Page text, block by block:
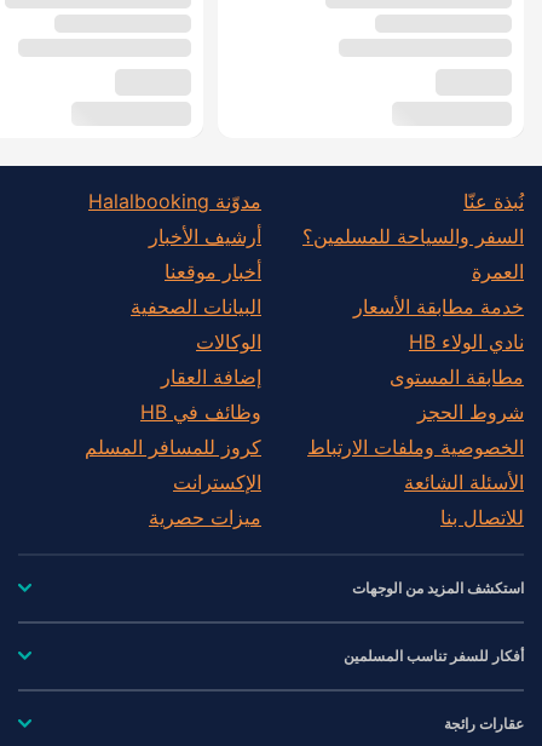
نُبذة عنّا
السفر والسياحة للمسلمين؟
العمرة
خدمة مطابقة الأسعار
نادي الولاء HB
مطابقة المستوى
شروط الحجز
الخصوصية وملفات الارتباط
الأسئلة الشائعة
للاتصال بنا
مدوّنة Halalbooking
أرشيف الأخبار
أخبار موقعنا
البيانات الصحفية
الوكالات
إضافة العقار
وظائف في HB
كروز للمسافر المسلم
الإكسترانت
ميزات حصرية
استكشف المزيد من الوجهات
أفكار للسفر تناسب المسلمين
عقارات رائجة